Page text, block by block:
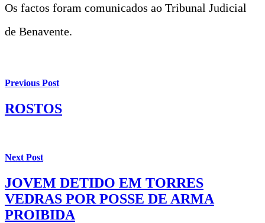
Os factos foram comunicados ao Tribunal Judicial
de Benavente.
Previous Post
ROSTOS
Next Post
JOVEM DETIDO EM TORRES
VEDRAS POR POSSE DE ARMA
PROIBIDA